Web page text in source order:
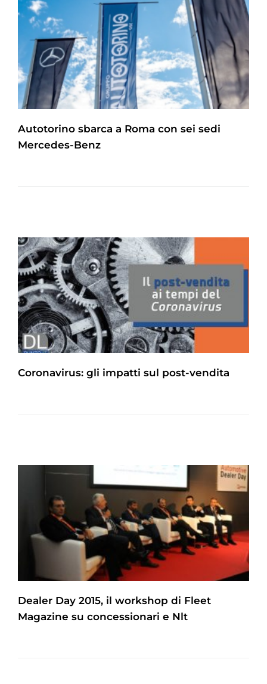
Autotorino sbarca a Roma con sei sedi
Mercedes-Benz
Coronavirus: gli impatti sul post-vendita
Dealer Day 2015, il workshop di Fleet
Magazine su concessionari e Nlt